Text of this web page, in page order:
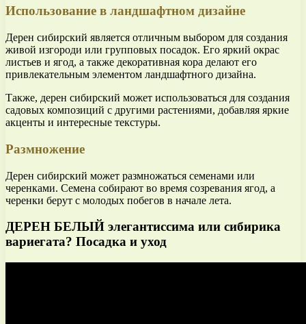
Использование в ландшафтном дизайне
Дерен сибирский является отличным выбором для создания
живой изгороди или групповых посадок. Его яркий окрас
листьев и ягод, а также декоративная кора делают его
привлекательным элементом ландшафтного дизайна.
Также, дерен сибирский может использоваться для создания
садовых композиций с другими растениями, добавляя яркие
акценты и интересные текстуры.
Размножение
Дерен сибирский может размножаться семенами или
черенками. Семена собирают во время созревания ягод, а
черенки берут с молодых побегов в начале лета.
ДЕРЕН БЕЛЫЙ элегантиссима или сибирика
вариегата? Посадка и уход